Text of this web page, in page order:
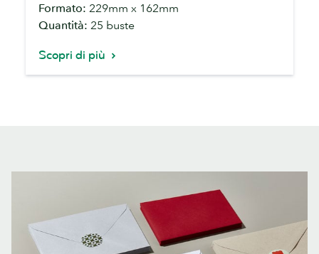
Formato: 229mm x 162mm
Quantità: 25 buste
Scopri di più